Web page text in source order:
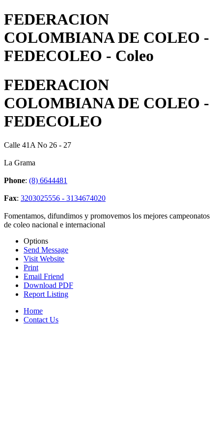
FEDERACION
COLOMBIANA DE COLEO -
FEDECOLEO - Coleo
FEDERACION
COLOMBIANA DE COLEO -
FEDECOLEO
Calle 41A No 26 - 27
La Grama
Phone: (8) 6644481
Fax: 3203025556 - 3134674020
Fomentamos, difundimos y promovemos los mejores campeonatos
de coleo nacional e internacional
Options
Send Message
Visit Website
Print
Email Friend
Download PDF
Report Listing
Home
Contact Us